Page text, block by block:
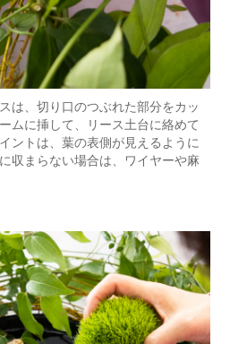
は、切り口のつぶれた部分をカッ
ムに挿して、リース土台に絡めて
ントは、葉の表側が見えるように
収まらない場合は、ワイヤーや麻